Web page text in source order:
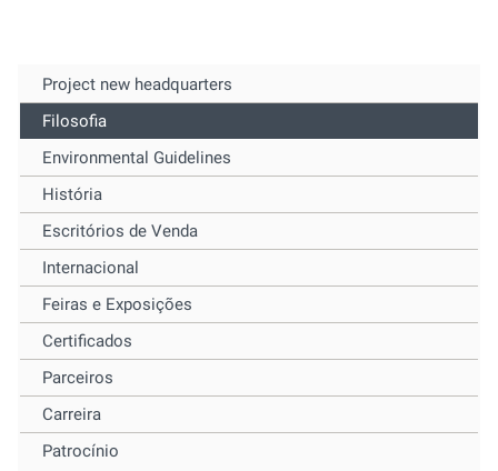
Project new headquarters
Filosofia
Environmental Guidelines
História
Escritórios de Venda
Internacional
Feiras e Exposições
Certificados
Parceiros
Carreira
Patrocínio